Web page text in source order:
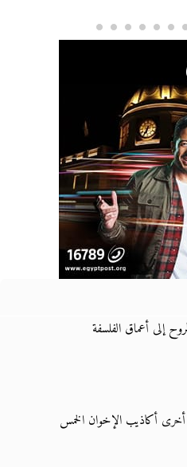
إلى أعماق الفلسفة
أكاذيب الإخوان الخمس